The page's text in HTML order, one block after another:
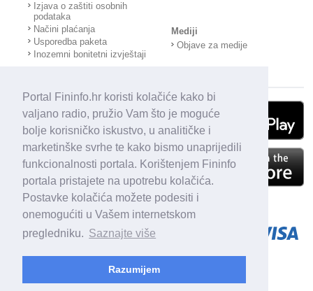
Portal Fininfo.hr koristi kolačiće kako bi
valjano radio, pružio Vam što je moguće
bolje korisničko iskustvo, u analitičke i
marketinške svrhe te kako bismo unaprijedili
funkcionalnosti portala. Korištenjem Fininfo
portala pristajete na upotrebu kolačića.
Postavke kolačića možete podesiti i
onemogućiti u Vašem internetskom
pregledniku. Saznajte više
Razumijem
Izjava o zaštiti osobnih
podataka
Načini plaćanja
Usporedba paketa
Inozemni bonitetni izvještaji
Mediji
Objave za medije